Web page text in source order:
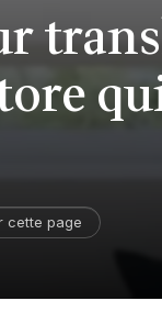
cette page